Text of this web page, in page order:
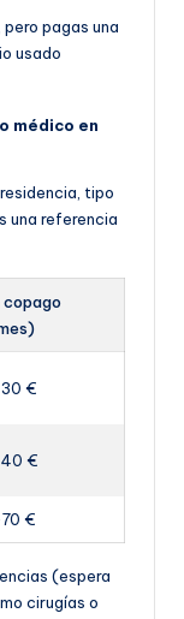
pagas una
usado
médico en
tipo
una referencia
copago
€
€
€
(espera
cirugías o